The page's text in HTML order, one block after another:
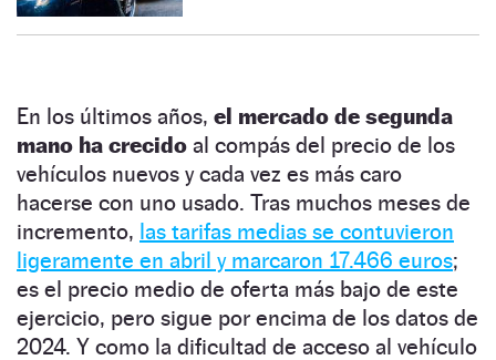
En los últimos años, el mercado de segunda
mano ha crecido al compás del precio de los
vehículos nuevos y cada vez es más caro
hacerse con uno usado. Tras muchos meses de
incremento, las tarifas medias se contuvieron
ligeramente en abril y marcaron 17.466 euros;
es el precio medio de oferta más bajo de este
ejercicio, pero sigue por encima de los datos de
2024. Y como la dificultad de acceso al vehículo